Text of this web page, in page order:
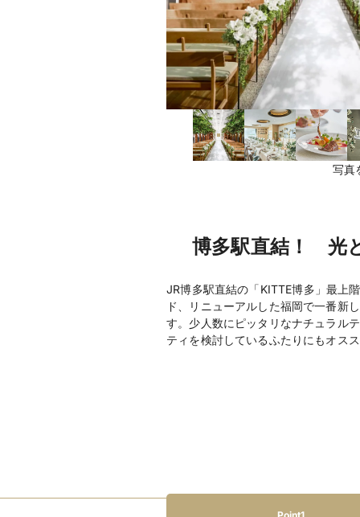
写真
博多駅直結！ 光
JR博多駅直結の「KITTE博多」最上
ド、リニューアルした福岡で一番新
す。少人数にピッタリなナチュラル
ティを検討しているふたりにもオス